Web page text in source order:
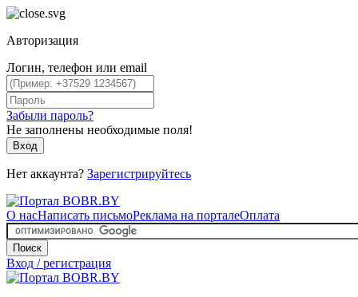
Авторизация
Логин, телефон или email
Забыли пароль?
Не заполнены необходимые поля!
Вход
Нет аккаунта? Зарегистрируйтесь
О насНаписать письмоРеклама на порталеОплата
Поиск
Вход / регистрация